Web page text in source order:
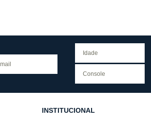
INSTITUCIONAL